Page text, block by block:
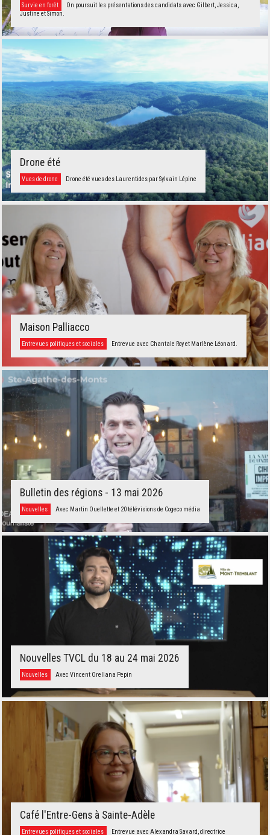
Survie en forêt
On poursuit les présentations des candidats avec Gilbert, Jessica,
Justine et Simon.
Drone été
Vues de drone Drone été vues des Laurentides par Sylvain Lépine
Maison Palliacco
Entrevues politiques et sociales Entrevue avec Chantale Roy et Marlène Léonard.
Bulletin des régions - 13 mai 2026
Nouvelles Avec Martin Ouellette et 20 télévisions de Cogeco média
Nouvelles TVCL du 18 au 24 mai 2026
Nouvelles Avec Vincent Orellana Pepin
Café l'Entre-Gens à Sainte-Adèle
Entrevues politiques et sociales Entrevue avec Alexandra Savard, directrice